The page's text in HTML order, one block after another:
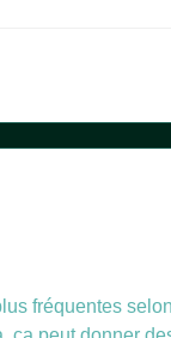
fréquentes